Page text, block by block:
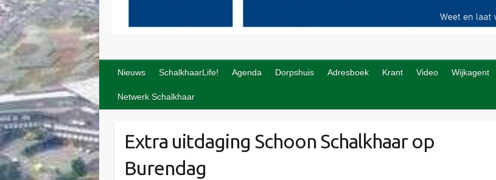
Nieuws SchalkhaarLife! Agenda Dorpshuis Adresboek Krant Video Wijkagent
Netwerk Schalkhaar
Extra uitdaging Schoon Schalkhaar op
Burendag